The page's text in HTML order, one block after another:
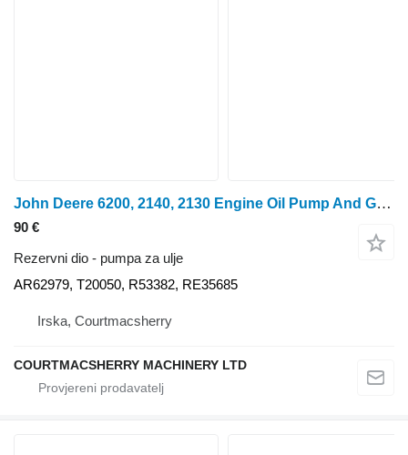
John Deere 6200, 2140, 2130 Engine Oil Pump And Gear Re35685, T20298, Ar596 AR62979 pumpa za ulje za traktora na kotačima
90 €
Rezervni dio - pumpa za ulje
AR62979, T20050, R53382, RE35685
Irska, Courtmacsherry
COURTMACSHERRY MACHINERY LTD